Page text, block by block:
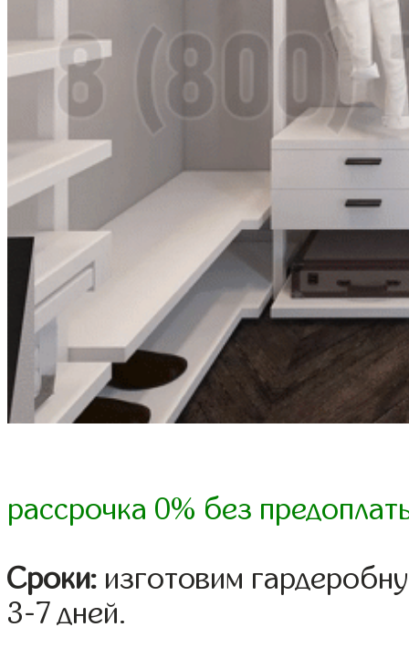
рассрочка 0% без
Сроки: изготовим
3-7 дней.